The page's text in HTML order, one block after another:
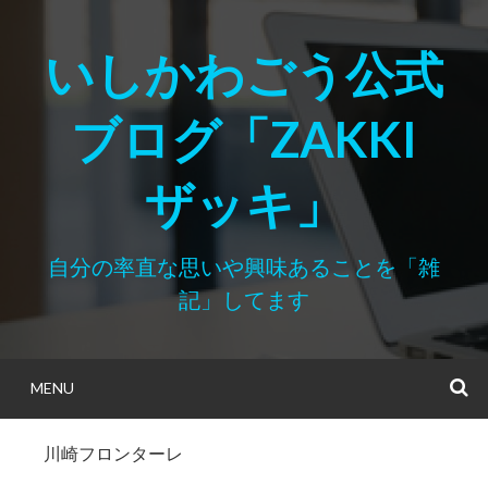
contentいしかわごう公式
ブログ「ZAKKI
ザッキ」
自分の率直な思いや興味あることを「雑
記」してます
MENU
川崎フロンターレ